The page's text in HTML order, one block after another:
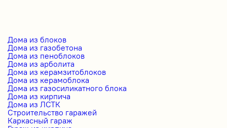
Дома из блоков
Дома из газобетона
Дома из пеноблоков
Дома из арболита
Дома из керамзитоблоков
Дома из керамоблока
Дома из газосиликатного блока
Дома из кирпича
Дома из ЛСТК
Строительство гаражей
Каркасный гараж